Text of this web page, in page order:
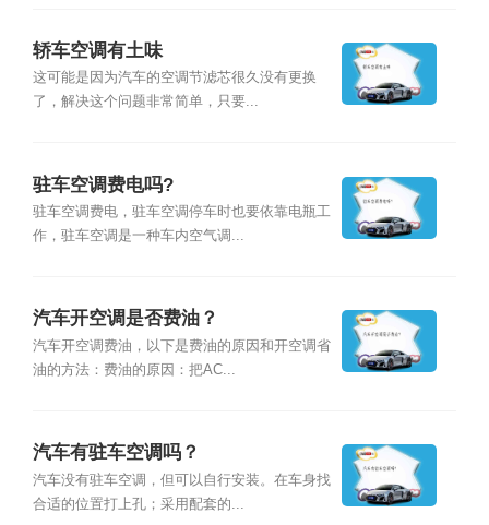
轿车空调有土味
这可能是因为汽车的空调节滤芯很久没有更换
了，解决这个问题非常简单，只要...
驻车空调费电吗?
驻车空调费电，驻车空调停车时也要依靠电瓶工
作，驻车空调是一种车内空气调...
汽车开空调是否费油？
汽车开空调费油，以下是费油的原因和开空调省
油的方法：费油的原因：把AC...
汽车有驻车空调吗？
汽车没有驻车空调，但可以自行安装。在车身找
合适的位置打上孔；采用配套的...